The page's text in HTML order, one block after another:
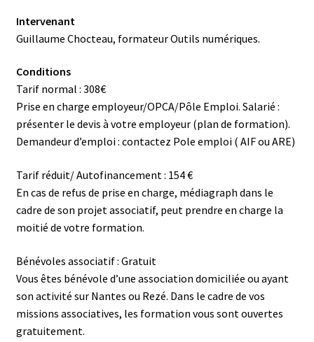
Intervenant
Guillaume Chocteau, formateur Outils numériques.
Conditions
Tarif normal : 308€
Prise en charge employeur/OPCA/Pôle Emploi. Salarié :
présenter le devis à votre employeur (plan de formation).
Demandeur d’emploi : contactez Pole emploi ( AIF ou ARE)
Tarif réduit/ Autofinancement : 154 €
En cas de refus de prise en charge, médiagraph dans le
cadre de son projet associatif, peut prendre en charge la
moitié de votre formation.
Bénévoles associatif : Gratuit
Vous êtes bénévole d’une association domiciliée ou ayant
son activité sur Nantes ou Rezé. Dans le cadre de vos
missions associatives, les formation vous sont ouvertes
gratuitement.